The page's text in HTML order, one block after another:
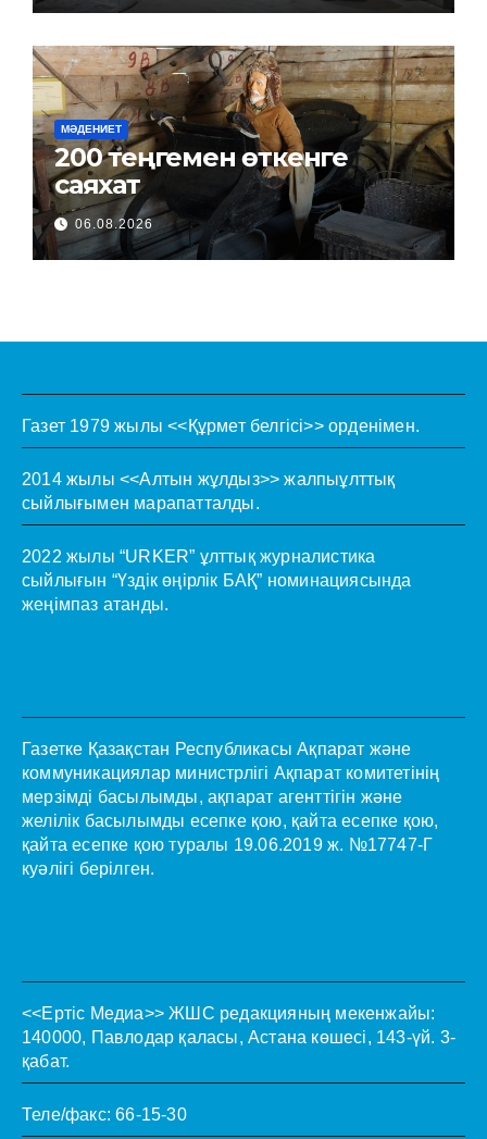
МӘДЕНИЕТ
200 теңгемен өткенге
саяхат
06.08.2026
Газет 1979 жылы <<Құрмет белгісі>> орденімен.
2014 жылы <<Алтын жұлдыз>> жалпыұлттық
сыйлығымен марапатталды.
2022 жылы “URKER” ұлттық журналистика
сыйлығын “Үздік өңірлік БАҚ” номинациясында
жеңімпаз атанды.
Газетке Қазақстан Республикасы Ақпарат және
коммуникациялар министрлігі Ақпарат комитетінің
мерзімді басылымды, ақпарат агенттігін және
желілік басылымды есепке қою, қайта есепке қою,
қайта есепке қою туралы 19.06.2019 ж. №17747-Г
куәлігі берілген.
<<Ертіс Медиа>> ЖШС редакцияның мекенжайы:
140000, Павлодар қаласы, Астана көшесі, 143-үй. 3-
қабат.
Теле/факс: 66-15-30